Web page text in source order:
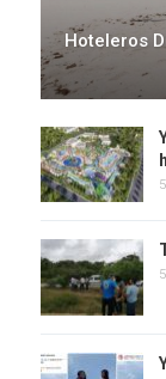
Hoteleros